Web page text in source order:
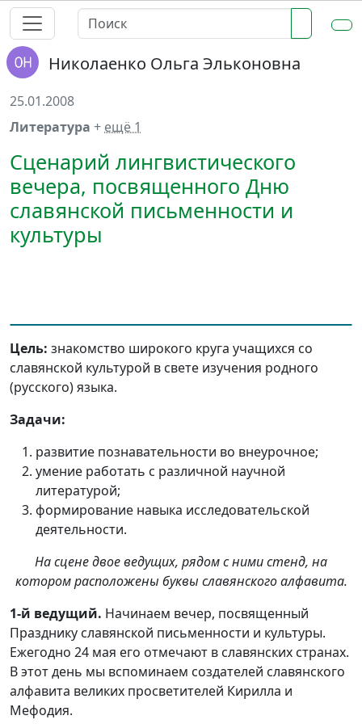
Николаенко Ольга Эльконовна
25.01.2008
Литература + ещё 1
Сценарий лингвистического
вечера, посвященного Дню
славянской письменности и
культуры
Цель: знакомство широкого круга учащихся со
славянской культурой в свете изучения родного
(русского) языка.
Задачи:
развитие познавательности во внеурочное;
умение работать с различной научной
литературой;
формирование навыка исследовательской
деятельности.
На сцене двое ведущих, рядом с ними стенд, на
котором расположены буквы славянского алфавита.
1-й ведущий. Начинаем вечер, посвященный
Празднику славянской письменности и культуры.
Ежегодно 24 мая его отмечают в славянских странах.
В этот день мы вспоминаем создателей славянского
алфавита великих просветителей Кирилла и
Мефодия.